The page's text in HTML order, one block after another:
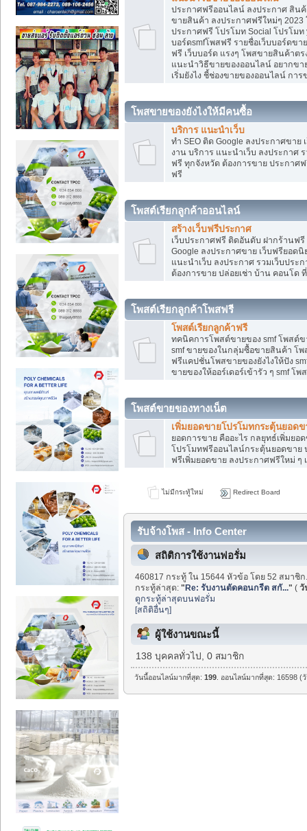
ประกาศฟรีออนไลน์ ลงประกาศ สิน
ขายสินค้า ลงประกาศฟรีใหม่ๆ
ประกาศฟรี โปรโมท Social โปรโมท
บอร์ดsmfโพสฟรี รายชื่อเว็บบอร์ดข
ฟรี เว็บบอร์ด แรงๆ โพสขายสินค้าต
แนะนำวิธีขายของออนไลน์ อยากข
เริ่มยังไง ชี้ช่องขายของออนไลน์ กา
โพสขายของยังไงให้มีคนซื้อ
บริการ แนะนำเว็บ
ทำ SEO ติด Google ลงประกาศขา
งาน บริการ แนะนำเว็บ ลงประกาศ
ฟรี ทุกจังหวัด ต้องการขาย ประกาศ
ฟรี
โพสต์เรียกลูกค้าออนไลน์
สร้างเว็บฟรีประกาศ
เว็บประกาศฟรี ติดอันดับ ฝากร้านฟรี
Google ลงประกาศขาย เว็บฟรียอ
แนะนำเว็บ ลงประกาศ รวมเว็บประ
ต้องการขาย ปล่อยเช่า บ้าน คอนโ
โพสต์เรียกลูกค้าโพสฟรี
โพสต์เรียกลูกค้าฟรี
ทคนิคการโพสต์ขายของ smf โพสต์
smf ขายของในกลุ่มซื้อขายสินค้า โ
ฟรีแคปชั่นโพสขายของยังไงให้ปัง
ขายของให้ออร์เดอร์เข้ารัว ๆ smf โ
โพสต์ขายของทางเน็ต
เพิ่มยอดขายโปรโมทกระตุ้นยอดข
ยอดการขาย คืออะไร กลยุทธ์เพิ่มย
โปรโมทฟรีออนไลน์กระตุ้นยอดขาย
ฟรีเพิ่มยอดขาย ลงประกาศฟรีใหม่ ๆ
ไม่มีกระทู้ใหม่ Redirect Board
รับจ้างโพส - Info Center
สถิติการใช้งานฟอรั่ม
460817 กระทู้ ใน 15644 หัวข้อ โดย 52 สมาชิ
กระทู้ล่าสุด:"Re: รับงานตัดคอนกรีต สกั..." (วั
ดูกระทู้ล่าสุดบนฟอรั่ม
[สถิติอื่นๆ]
ผู้ใช้งานขณะนี้
138 บุคคลทั่วไป, 0 สมาชิก
วันนี้ออนไลน์มากที่สุด:199 . ออนไลน์มากที่สุด: 16598